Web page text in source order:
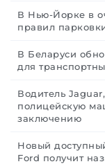
В Нью-Йорке в
правил
В Беларуси
для
Водитель
полицейскую
заключению
Новый
Ford получит